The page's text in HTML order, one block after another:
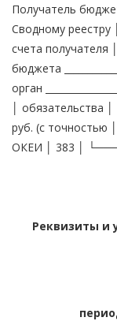
Получатель
Сводному
счета
бюджета
орган
│
руб. (с точностью
ОКЕИ │ 383 │
Реквизиты и